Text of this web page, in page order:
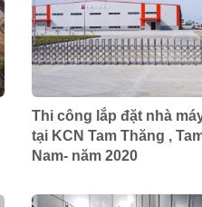
Thi công lắp đặt nhà
tại KCN Tam Thăng ,
Nam- năm 2020